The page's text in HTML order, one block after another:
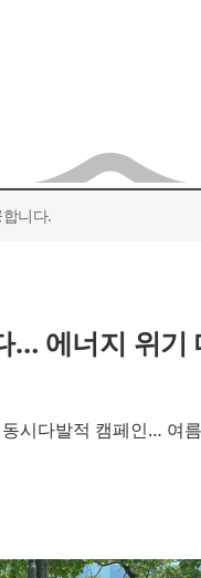
니다.
에너지 위기
시다발적 캠페인… 여